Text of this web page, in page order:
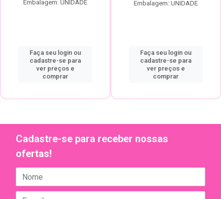
Embalagem: UNIDADE
Faça seu login ou
cadastre-se para
ver preços e
comprar
Embalagem: UNIDADE
Faça seu login ou
cadastre-se para
ver preços e
comprar
Cadastre-se para receber nossas
ofertas!